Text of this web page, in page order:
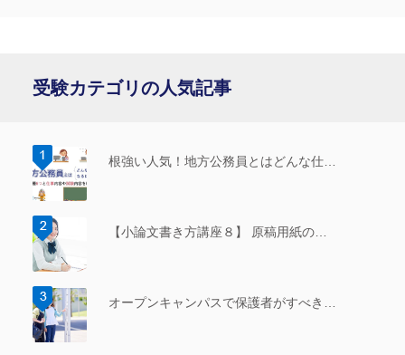
受験カテゴリの人気記事
根強い人気！地方公務員とはどんな仕…
【小論文書き方講座８】 原稿用紙の…
オープンキャンパスで保護者がすべき…